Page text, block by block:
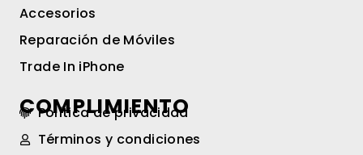
Accesorios
Reparación de Móviles
Trade In iPhone
COMPLIMIENTO
Política de privacidad
Términos y condiciones